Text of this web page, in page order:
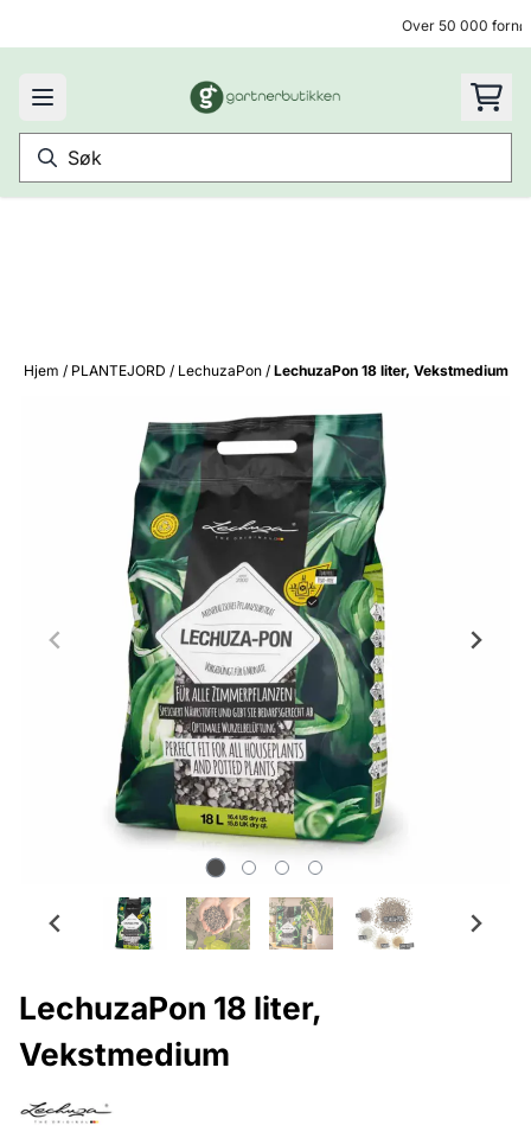
Over 50 000
Hjem / PLANTEJORD / LechuzaPon / LechuzaPon 18 liter, Vekstmedium
LechuzaPon 18 liter,
Vekstmedium